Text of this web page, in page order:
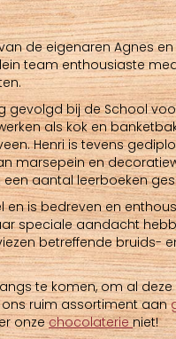
de eigenaren Agnes en
team enthousiaste
gevolgd bij de School
als kok en
Henri is tevens
marsepein en
aantal leerboeken
en is bedreven en
speciale aandacht
betreffende bruids-
te komen, om al deze
ruim assortiment aan
onzechocolaterieniet!